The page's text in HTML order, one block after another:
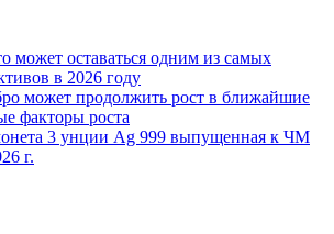
может оставаться одним из самых
в 2026 году
может продолжить рост в ближайшие
факторы роста
3 унции Ag 999 выпущенная к ЧМ
г.